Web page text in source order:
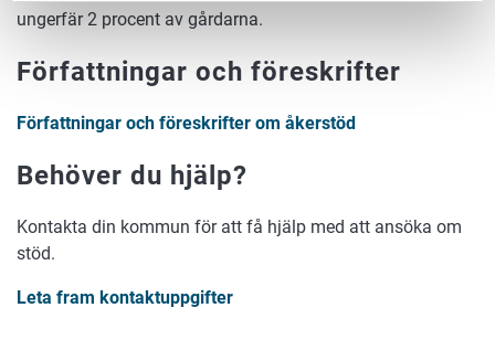
ungerfär 2 procent av gårdarna.
Författningar och föreskrifter
Författningar och föreskrifter om åkerstöd
Behöver du hjälp?
Kontakta din kommun för att få hjälp med att ansöka om
stöd.
Leta fram kontaktuppgifter